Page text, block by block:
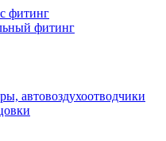
фитинг
фитинг
автовоздухоотводчики